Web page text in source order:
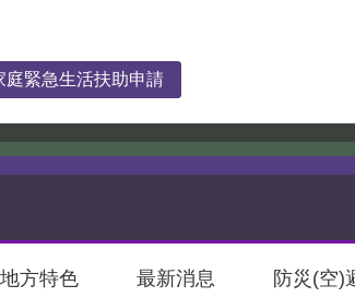
庭緊急生活扶助申請
地方特色 最新消息
防災(空)